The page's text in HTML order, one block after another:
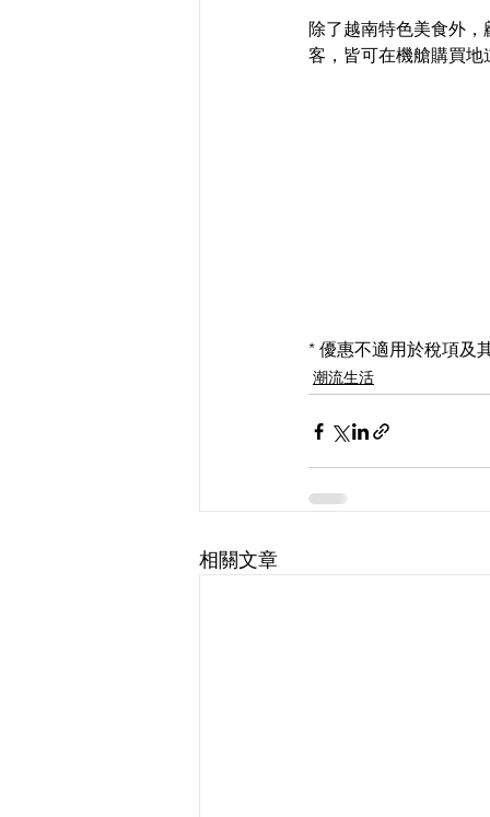
除了越南特色美食外
客，皆可在機艙購買
* 優惠不適用於稅項及
潮流生活
相關文章